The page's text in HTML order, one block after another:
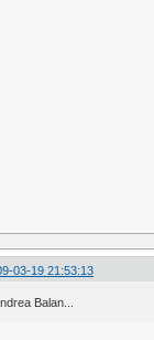
03-19 21:53:13
Balan...